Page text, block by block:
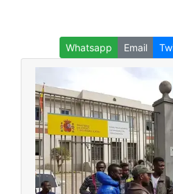
Whatsapp Email